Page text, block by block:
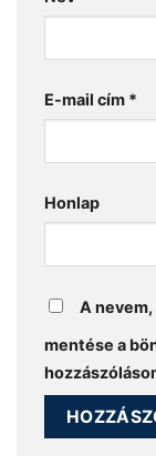
E-mail cím *
Honlap
A
mentése a